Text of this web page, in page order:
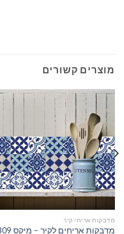
מוצרים קשורים
מדבקות אריחי קיר
מדבקות אריחים לקיר – מיקס 309